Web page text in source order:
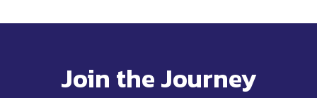
Join the Journey